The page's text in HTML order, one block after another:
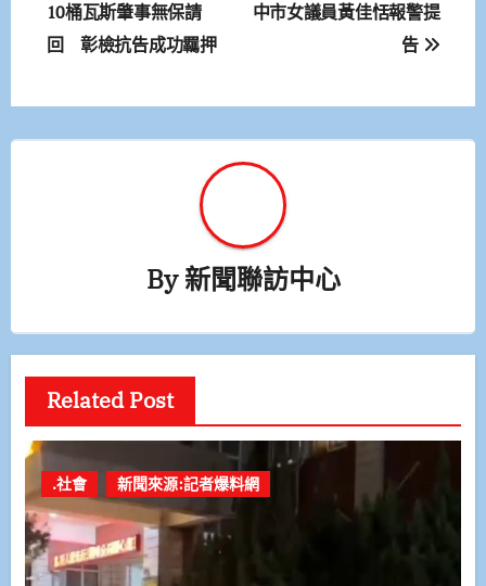
章
導
覽
10桶瓦斯肇事無保請
回 彰檢抗告成功羈押
中市女議員黃佳恬報警提
告
By新聞聯訪中心
Related Post
.社會 新聞來源:記者爆料網